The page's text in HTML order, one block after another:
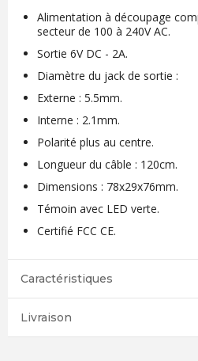
Alimentation à découpage
secteur de 100 à 240V AC.
Sortie 6V DC - 2A.
Diamètre du jack de sortie :
Externe : 5.5mm.
Interne : 2.1mm.
Polarité plus au centre.
Longueur du câble : 120cm.
Dimensions : 78x29x76mm.
Témoin avec LED verte.
Certifié FCC CE.
Caractéristiques
Livraison